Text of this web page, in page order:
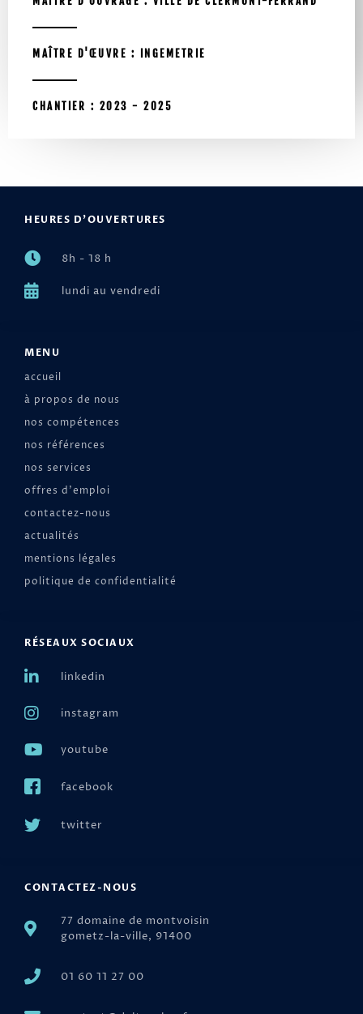
MAÎTRE D'ŒUVRE : INGEMETRIE
CHANTIER : 2023 - 2025
CONTACTEZ-NOUS
77 domaine de montvoisin
gometz-la-ville, 91400
01 60 11 27 00
RÉSEAUX SOCIAUX
linkedin
instagram
youtube
facebook
twitter
MENU
accueil
à propos de nous
nos compétences
nos références
nos services
offres d'emploi
contactez-nous
actualités
mentions légales
politique de confidentialité
HEURES D'OUVERTURES
8h - 18 h
lundi au vendredi